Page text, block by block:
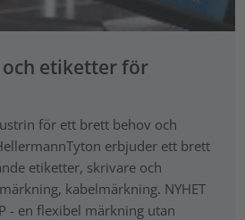
etiketter för
för ett brett behov och
erbjuder ett brett
etiketter, skrivare och
kabelmärkning. NYHET
- en flexibel märkning utan